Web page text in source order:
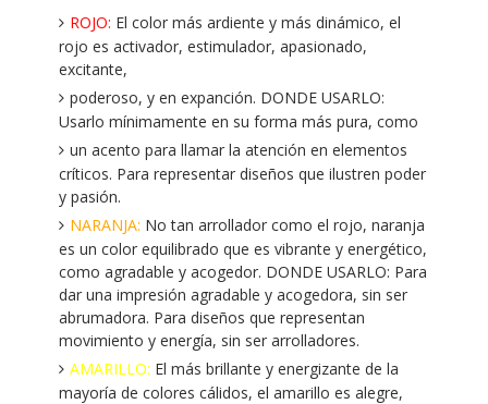
ROJO: El color más ardiente y más dinámico, el
rojo es activador, estimulador, apasionado,
excitante,
poderoso, y en expanción. DONDE USARLO:
Usarlo mínimamente en su forma más pura, como
un acento para llamar la atención en elementos
críticos. Para representar diseños que ilustren poder
y pasión.
NARANJA: No tan arrollador como el rojo, naranja
es un color equilibrado que es vibrante y energético,
como agradable y acogedor. DONDE USARLO: Para
dar una impresión agradable y acogedora, sin ser
abrumadora. Para diseños que representan
movimiento y energía, sin ser arrolladores.
AMARILLO: El más brillante y energizante de la
mayoría de colores cálidos, el amarillo es alegre,